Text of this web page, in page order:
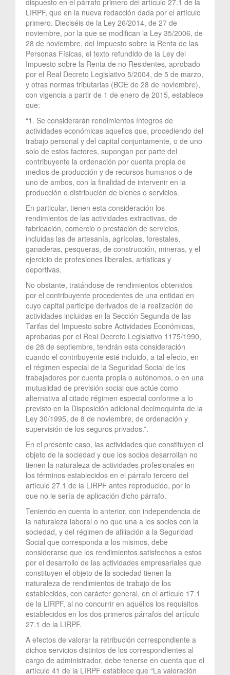
LIRPF, que en la nueva redacción dada por el artículo
primero. Dieciséis de la Ley 26/2014, de 27 de
noviembre, por la que se modifican la Ley 35/2006, de
28 de noviembre, del Impuesto sobre la Renta de las
Personas Físicas, el texto refundido de la Ley del
Impuesto sobre la Renta de no Residentes, aprobado
por el Real Decreto Legislativo 5/2004, de 5 de marzo,
y otras normas tributarias (BOE de 28 de noviembre),
con vigencia a partir de 1 de enero de 2015, establece
que:
“1. Se considerarán rendimientos íntegros de
actividades económicas aquellos que, procediendo del
trabajo personal y del capital conjuntamente, o de uno
solo de estos factores, supongan por parte del
contribuyente la ordenación por cuenta propia de
medios de producción y de recursos humanos o de
uno de ambos, con la finalidad de intervenir en la
producción o distribución de bienes o servicios.
En particular, tienen esta consideración los
rendimientos de las actividades extractivas, de
fabricación, comercio o prestación de servicios,
incluidas las de artesanía, agrícolas, forestales,
ganaderas, pesqueras, de construcción, mineras, y el
ejercicio de profesiones liberales, artísticas y
deportivas.
No obstante, tratándose de rendimientos obtenidos
por el contribuyente procedentes de una entidad en
cuyo capital participe derivados de la realización de
actividades incluidas en la Sección Segunda de las
Tarifas del Impuesto sobre Actividades Económicas,
aprobadas por el Real Decreto Legislativo 1175/1990,
de 28 de septiembre, tendrán esta consideración
cuando el contribuyente esté incluido, a tal efecto, en
el régimen especial de la Seguridad Social de los
trabajadores por cuenta propia o autónomos, o en una
mutualidad de previsión social que actúe como
alternativa al citado régimen especial conforme a lo
previsto en la Disposición adicional decimoquinta de la
Ley 30/1995, de 8 de noviembre, de ordenación y
supervisión de los seguros privados.”.
En el presente caso, las actividades que constituyen el
objeto de la sociedad y que los socios desarrollan no
tienen la naturaleza de actividades profesionales en
los términos establecidos en el párrafo tercero del
artículo 27.1 de la LIRPF antes reproducido, por lo
que no le sería de aplicación dicho párrafo.
Teniendo en cuenta lo anterior, con independencia de
la naturaleza laboral o no que una a los socios con la
sociedad, y del régimen de afiliación a la Seguridad
Social que corresponda a los mismos, debe
considerarse que los rendimientos satisfechos a estos
por el desarrollo de las actividades empresariales que
constituyen el objeto de la sociedad tienen la
naturaleza de rendimientos de trabajo de los
establecidos, con carácter general, en el artículo 17.1
de la LIRPF, al no concurrir en aquéllos los requisitos
establecidos en los dos primeros párrafos del artículo
27.1 de la LIRPF.
A efectos de valorar la retribución correspondiente a
dichos servicios distintos de los correspondientes al
cargo de administrador, debe tenerse en cuenta que el
artículo 41 de la LIRPF establece que “La valoración